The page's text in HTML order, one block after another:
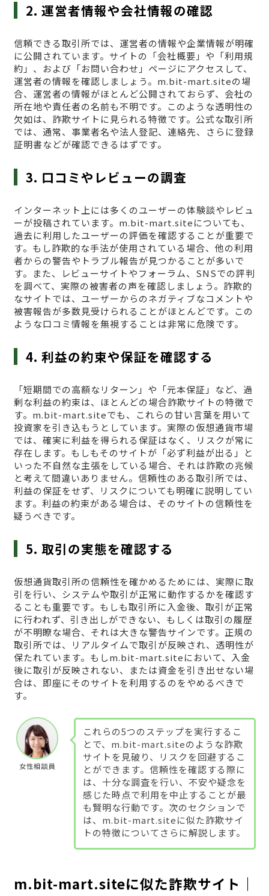
2. 運営者情報や会社情報の確認
信頼できる取引所では、運営者の情報や企業情報が明確
に公開されています。サイトの「会社概要」や「利用規
約」、および「お問い合わせ」ページにアクセスして、
運営者の情報を確認しましょう。m.bit-mart.siteの場
合、運営者の情報がほとんど公開されておらず、会社の
所在地や責任者の名前も不明です。このような透明性の
欠如は、詐欺サイトに見られる特徴です。公式な取引所
では、通常、事業者名や法人登記、連絡先、さらに登録
証明書などが確認できるはずです。
3. 口コミやレビューの調査
インターネット上には多くのユーザーの体験談やレビュ
ーが投稿されています。m.bit-mart.siteについても、
過去に利用したユーザーの評価を確認することが重要で
す。もし詐欺的な手法が使用されている場合、他の利用
者からの警告やトラブル報告が見つかることが多いで
す。また、レビューサイトやフォーラム、SNSでの評判
を調べて、実際の被害者の声を確認しましょう。詐欺的
なサイトでは、ユーザーからのネガティブなコメントや
被害報告が多数見受けられることがほとんどです。この
ような口コミ情報を無視することは非常に危険です。
4. 利益の約束や保証を確認する
「短期間での高額なリターン」や「元本保証」など、過
剰な利益の約束は、ほとんどの場合詐欺サイトの特徴で
す。m.bit-mart.siteでも、これらの甘い言葉を用いて
投資家を引き込もうとしています。実際の仮想通貨市場
では、確実に利益を得られる保証はなく、リスクが常に
存在します。もしもそのサイトが「必ず利益が出る」と
いった不自然な主張をしている場合、それは詐欺の兆候
と考えて間違いありません。信頼性のある取引所では、
利益の保証をせず、リスクについても明確に説明してい
ます。利益の約束がある場合は、そのサイトの信頼性を
疑うべきです。
5. 取引の実態を確認する
仮想通貨取引所の信頼性を確かめるためには、実際に取
引を行い、システムや取引が正常に動作するかを確認す
ることも重要です。もしも取引所に入金後、取引が正常
に行われず、引き出しができない、もしくは取引の履歴
が不明瞭な場合、それは大きな警告サインです。正規の
取引所では、リアルタイムで取引が反映され、透明性が
保たれています。もしm.bit-mart.siteにおいて、入金
後に取引が反映されない、または資金を引き出せない場
合は、即座にそのサイトを利用するのをやめるべきで
す。
女性相談員
これらの5つのステップを実行するこ
とで、m.bit-mart.siteのような詐欺
サイトを見破り、リスクを回避するこ
とができます。信頼性を確認する際に
は、十分な調査を行い、不安や疑念を
感じた時点で利用を中止することが最
も賢明な行動です。次のセクションで
は、m.bit-mart.siteに似た詐欺サイ
トの特徴についてさらに解説します。
m.bit-mart.siteに似た詐欺サイト｜